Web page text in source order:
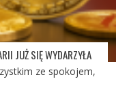
JUŻ SIĘ WYDARZYŁA
ze spokojem,